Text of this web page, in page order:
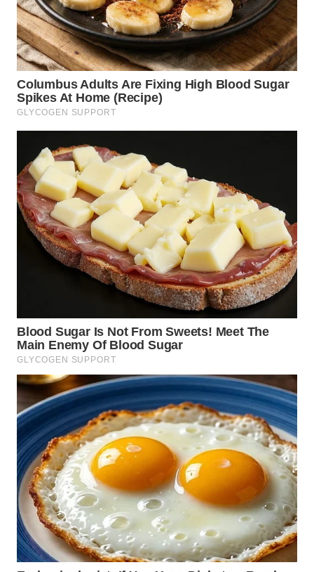
KALTARA
WN
KALSEL
WN
KALTIM
WN
SULSEL
WN
GORONTALO
WN
MALUKU
WN
WN
DAIRI
WN
DANAU
TOBA
WN
NIAS